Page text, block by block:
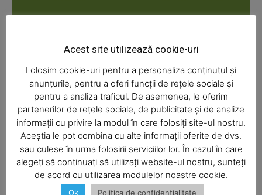
SUBSCRIBE NOW
Acest site utilizează cookie-uri
Folosim cookie-uri pentru a personaliza conținutul și
anunțurile, pentru a oferi funcții de rețele sociale și
pentru a analiza traficul. De asemenea, le oferim
partenerilor de rețele sociale, de publicitate și de analize
informații cu privire la modul în care folosiți site-ul nostru.
Aceștia le pot combina cu alte informații oferite de dvs.
sau culese în urma folosirii serviciilor lor. În cazul în care
alegeți să continuați să utilizați website-ul nostru, sunteți
de acord cu utilizarea modulelor noastre cookie.
Ok Politica de confidentialitate